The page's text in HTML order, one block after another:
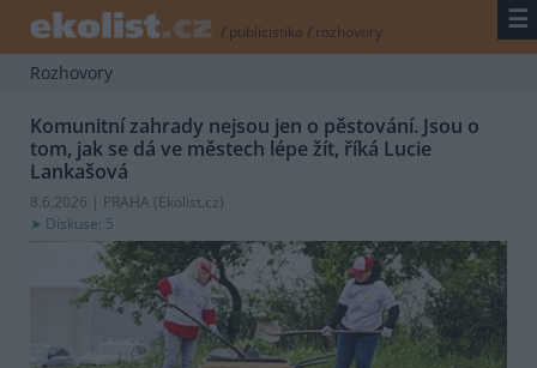
/ publicistika / rozhovory ☰
Rozhovory
Komunitní zahrady nejsou jen o pěstování. Jsou o
tom, jak se dá ve městech lépe žít, říká Lucie
Lankašová
8.6.2026 | PRAHA (Ekolist.cz)
Diskuse: 5